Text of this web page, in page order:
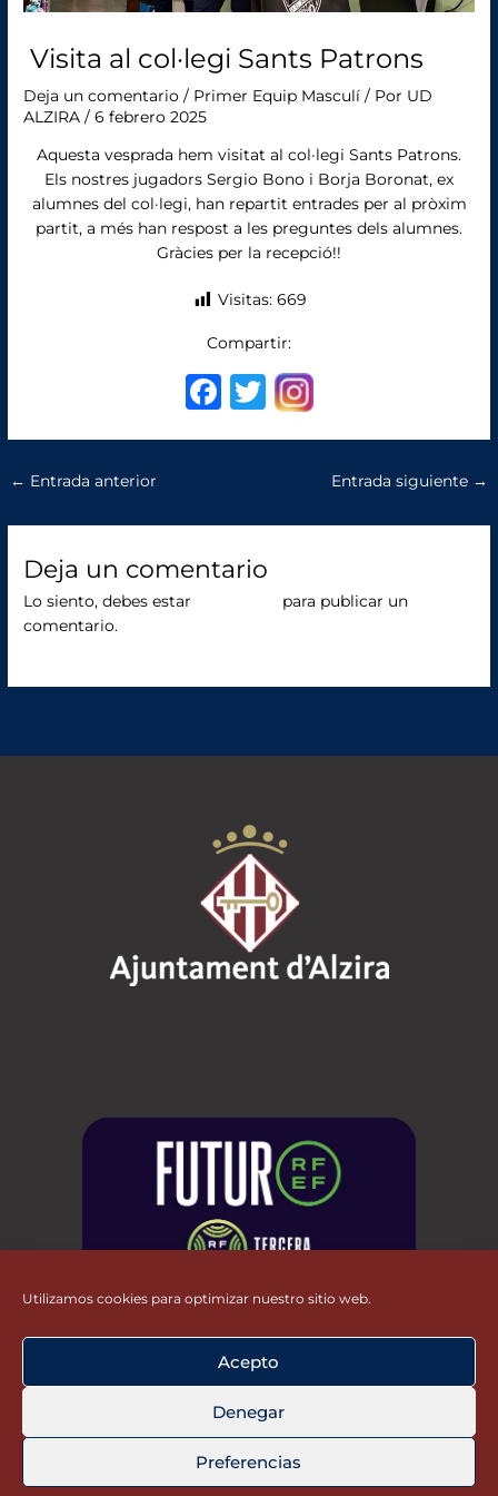
Utilizamos cookies para optimizar nuestro sitio web.
Acepto
Denegar
Preferencias
Visita al col·legi Sants Patrons
Deja un comentario / Primer Equip Masculí / Por UD
ALZIRA/6 febrero 2025
Aquesta vesprada hem visitat al col·legi Sants Patrons.
Els nostres jugadors Sergio Bono i Borja Boronat, ex
alumnes del col·legi, han repartit entrades per al pròxim
partit, a més han respost a les preguntes dels alumnes.
Gràcies per la recepció!!
Visitas: 669
Compartir:
F
b
o
T
r
← Entrada anterior Entrada siguiente →
Deja un comentario
Lo siento, debes estar
para publicar un
comentario.